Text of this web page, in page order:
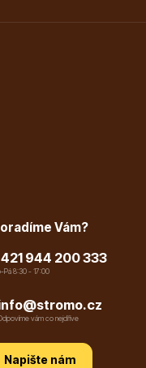
Vám?
944 200 333
Pá 8:30 - 17:00
vám co nejdříve
Napište nám